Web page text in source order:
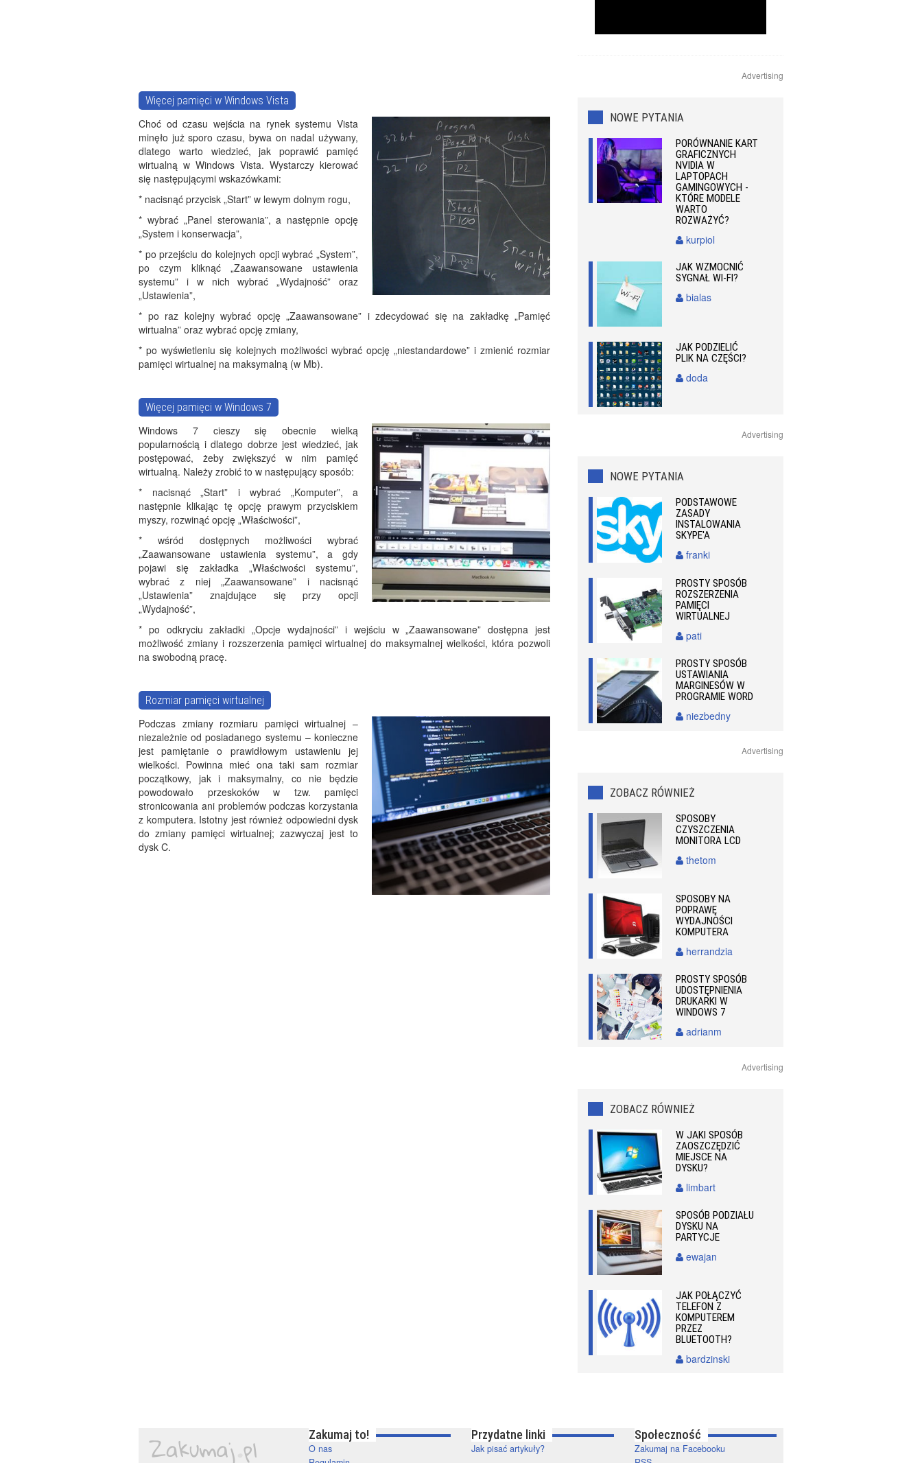
Więcej pamięci w Windows Vista
Choć od czasu wejścia na rynek systemu Vista
minęło już sporo czasu, bywa on nadal używany,
dlatego warto wiedzieć, jak poprawić pamięć
wirtualną w Windows Vista. Wystarczy kierować
się następującymi wskazówkami:
* nacisnąć przycisk „Start” w lewym dolnym rogu,
* wybrać „Panel sterowania”, a następnie opcję
„System i konserwacja”,
* po przejściu do kolejnych opcji wybrać „System”,
po czym kliknąć „Zaawansowane ustawienia
systemu” i w nich wybrać „Wydajność” oraz
„Ustawienia”,
* po raz kolejny wybrać opcję „Zaawansowane” i zdecydować się na zakładkę „Pamięć
wirtualna” oraz wybrać opcję zmiany,
* po wyświetleniu się kolejnych możliwości wybrać opcję „niestandardowe” i zmienić rozmiar
pamięci wirtualnej na maksymalną (w Mb).
Więcej pamięci w Windows 7
Windows 7 cieszy się obecnie wielką
popularnością i dlatego dobrze jest wiedzieć, jak
postępować, żeby zwiększyć w nim pamięć
wirtualną. Należy zrobić to w następujący sposób:
* nacisnąć „Start” i wybrać „Komputer”, a
następnie klikając tę opcję prawym przyciskiem
myszy, rozwinąć opcję „Właściwości”,
* wśród dostępnych możliwości wybrać
„Zaawansowane ustawienia systemu”, a gdy
pojawi się zakładka „Właściwości systemu”,
wybrać z niej „Zaawansowane” i nacisnąć
„Ustawienia” znajdujące się przy opcji
„Wydajność”,
* po odkryciu zakładki „Opcje wydajności” i wejściu w „Zaawansowane” dostępna jest
możliwość zmiany i rozszerzenia pamięci wirtualnej do maksymalnej wielkości, która pozwoli
na swobodną pracę.
Rozmiar pamięci wirtualnej
Podczas zmiany rozmiaru pamięci wirtualnej –
niezależnie od posiadanego systemu – konieczne
jest pamiętanie o prawidłowym ustawieniu jej
wielkości. Powinna mieć ona taki sam rozmiar
początkowy, jak i maksymalny, co nie będzie
powodowało przeskoków w tzw. pamięci
stronicowania ani problemów podczas korzystania
z komputera. Istotny jest również odpowiedni dysk
do zmiany pamięci wirtualnej; zazwyczaj jest to
dysk C.
Advertising
NOWE PYTANIA
PORÓWNANIE KART
GRAFICZNYCH
NVIDIA W
LAPTOPACH
GAMINGOWYCH -
KTÓRE MODELE
WARTO
ROZWAŻYĆ?
kurpiol
JAK WZMOCNIĆ
SYGNAŁ WI-FI?
bialas
JAK PODZIELIĆ
PLIK NA CZĘŚCI?
doda
Advertising
NOWE PYTANIA
PODSTAWOWE
ZASADY
INSTALOWANIA
SKYPE'A
franki
PROSTY SPOSÓB
ROZSZERZENIA
PAMIĘCI
WIRTUALNEJ
pati
PROSTY SPOSÓB
USTAWIANIA
MARGINESÓW W
PROGRAMIE WORD
niezbedny
Advertising
ZOBACZ RÓWNIEŻ
SPOSOBY
CZYSZCZENIA
MONITORA LCD
thetom
SPOSOBY NA
POPRAWĘ
WYDAJNOŚCI
KOMPUTERA
herrandzia
PROSTY SPOSÓB
UDOSTĘPNIENIA
DRUKARKI W
WINDOWS 7
adrianm
Advertising
ZOBACZ RÓWNIEŻ
W JAKI SPOSÓB
ZAOSZCZĘDZIĆ
MIEJSCE NA
DYSKU?
limbart
SPOSÓB PODZIAŁU
DYSKU NA
PARTYCJE
ewajan
JAK POŁĄCZYĆ
TELEFON Z
KOMPUTEREM
PRZEZ
BLUETOOTH?
bardzinski
Zakumaj to!
O nas
Przydatne linki
Jak pisać artykuły?
Społeczność
Zakumaj na Facebooku